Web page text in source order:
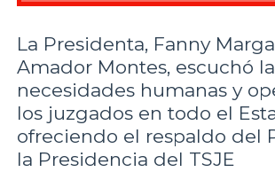
La Presidenta, Fanny
Amador Montes, escuchó
necesidades humanas y
los juzgados en todo el
ofreciendo el respaldo del
la Presidencia del TSJE